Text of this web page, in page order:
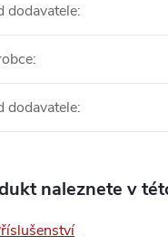
dodavatele:
:
dodavatele:
naleznete v